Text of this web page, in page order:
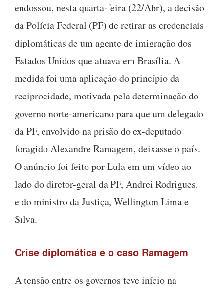
endossou, nesta quarta-feira (22/Abr), a decisão
da Polícia Federal (PF) de retirar as credenciais
diplomáticas de um agente de imigração dos
Estados Unidos que atuava em Brasília. A
medida foi uma aplicação do princípio da
reciprocidade, motivada pela determinação do
governo norte-americano para que um delegado
da PF, envolvido na prisão do ex-deputado
foragido Alexandre Ramagem, deixasse o país.
O anúncio foi feito por Lula em um vídeo ao
lado do diretor-geral da PF, Andrei Rodrigues,
e do ministro da Justiça, Wellington Lima e
Silva.
Crise diplomática e o caso Ramagem
A tensão entre os governos teve início na